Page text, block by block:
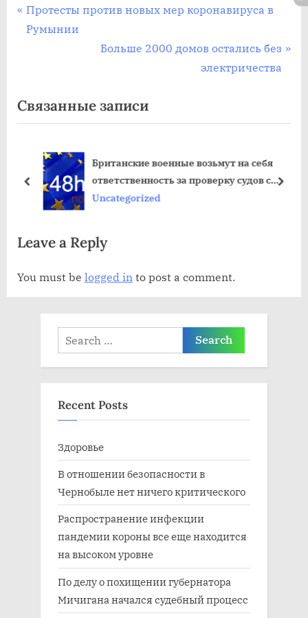
Post
navigation
П
р
д
у
я
п
с
Протесты против новых мер коронавируса в
Румынии
С
д
у
щ
а
я
а
и
Больше 2000 домов остались без
электричества
Связанные записи
Британские военные возьмут на себя
ответственность за проверку судов с
мигрантами и беженцами в Ла-Манше
Uncategorized
пред
Leave a Reply
You must be logged in to post a comment.
Search
for:
Recent Posts
Здоровье
В отношении безопасности в
Чернобыле нет ничего критического
Распространение инфекции
пандемии короны все еще находится
на высоком уровне
По делу о похищении губернатора
Мичигана начался судебный процесс